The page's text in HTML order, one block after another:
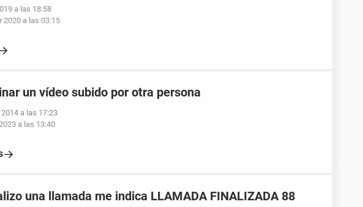
a las 18:58
2020 a las 03:15
un vídeo subido por otra persona
a las 17:23
a las 13:40
una llamada me indica LLAMADA FINALIZADA 88